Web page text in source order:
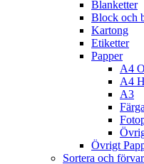
Blanketter
Block och
Kartong
Etiketter
Papper
A4
A4
A3
Övrigt
Sortera och